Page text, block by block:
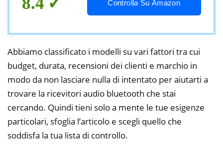
Controlla Su Amazon
Abbiamo classificato i modelli su vari fattori tra cui
budget, durata, recensioni dei clienti e marchio in
modo da non lasciare nulla di intentato per aiutarti a
trovare la ricevitori audio bluetooth che stai
cercando. Quindi tieni solo a mente le tue esigenze
particolari, sfoglia l’articolo e scegli quello che
soddisfa la tua lista di controllo.